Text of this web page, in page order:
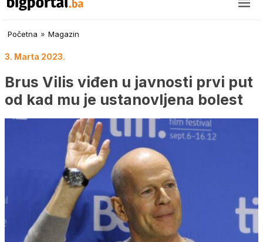
Početna » Magazin
3. Marta 2023.
Brus Vilis viđen u javnosti prvi put
od kad mu je ustanovljena bolest